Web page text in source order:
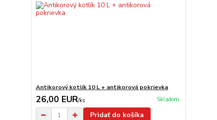
Antikorový kotlík 10 L + antikorová pokrievka
26,00 EUR/ks Skladom
Pridať do košíka